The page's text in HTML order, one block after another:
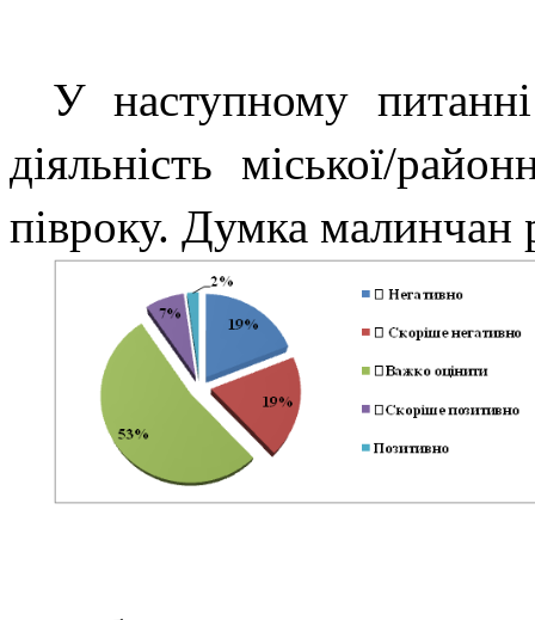
У наступному
діяльність міської/
півроку. Думка малинчан